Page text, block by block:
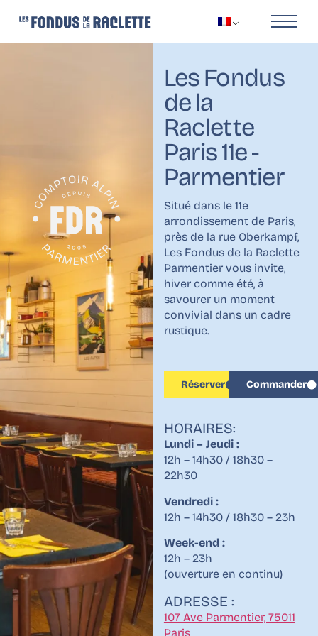
Les Fondus
de la
Raclette
Paris 11e -
Parmentier
Situé dans le 11e
arrondissement de Paris,
près de la rue Oberkampf,
Les Fondus de la Raclette
Parmentier vous invite,
hiver comme été, à
savourer un moment
convivial dans un cadre
rustique.
Réserver Commander
HORAIRES:
Lundi – Jeudi :
12h – 14h30 / 18h30 –
22h30
Vendredi :
12h – 14h30 / 18h30 – 23h
Week-end :
12h – 23h
(ouverture en continu)
ADRESSE :
107 Ave Parmentier, 75011
Paris